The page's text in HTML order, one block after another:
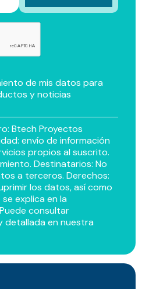
de mis datos para
y noticias
Btech Proyectos
envío de información
propios al suscrito.
Destinatarios: No
a terceros. Derechos:
los datos, así como
explica en la
consultar
detallada en nuestra